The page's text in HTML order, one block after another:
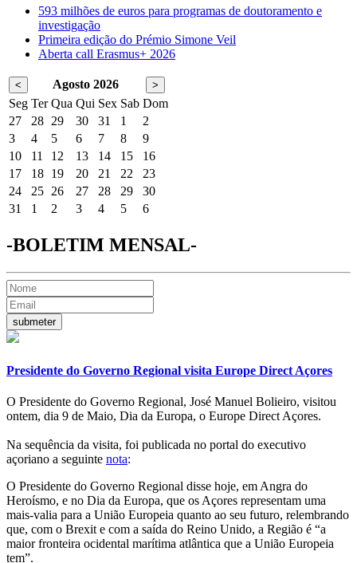
593 milhões de euros para programas de doutoramento e
investigação
Primeira edição do Prémio Simone Veil
Aberta call Erasmus+ 2026
< Agosto 2026 >
Seg Ter Qua Qui Sex Sab Dom
27
28 29 30 31 1
2
3
4 5 6 7 8
9
10
11 12 13 14 15
16
17
18 19 20 21 22
23
24
25 26 27 28 29
30
31
1 2 3 4 5 6
-BOLETIM MENSAL-
Presidente do Governo Regional visita Europe Direct Açores
O Presidente do Governo Regional, José Manuel Bolieiro, visitou
ontem, dia 9 de Maio, Dia da Europa, o Europe Direct Açores.
Na sequência da visita, foi publicada no portal do executivo
açoriano a seguinte nota:
O Presidente do Governo Regional disse hoje, em Angra do
Heroísmo, e no Dia da Europa, que os Açores representam uma
mais-valia para a União Europeia quanto ao seu futuro, relembrando
que, com o Brexit e com a saída do Reino Unido, a Região é “a
maior fronteira ocidental marítima atlântica que a União Europeia
tem”.